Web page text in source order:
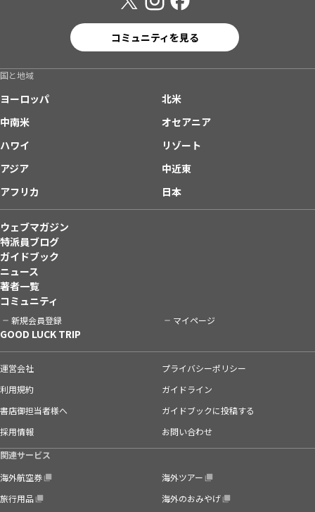
コミュニティを見る
国と地域
ヨーロッパ
北米
中南米
オセアニア
ハワイ
リゾート
アジア
中近東
アフリカ
日本
ウェブマガジン
特派員ブログ
ガイドブック
ニュース
著者一覧
コミュニティ
新規会員登録 マイページ
GOOD LUCK TRIP
運営会社
プライバシーポリシー
利用規約
ガイドライン
書店御担当者様へ
ガイドブックに投稿する
採用情報
お問い合わせ
関連サービス
海外航空券
海外ツアー
旅行用品
海外のおみやげ